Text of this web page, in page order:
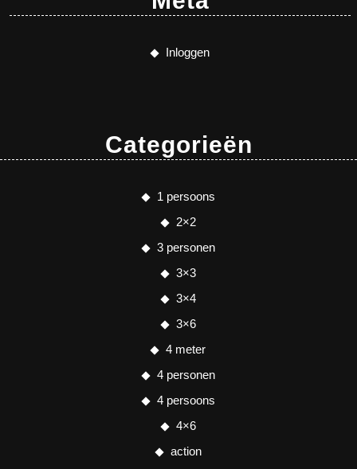
Inloggen
Categorieën
1 persoons
2×2
3 personen
3×3
3×4
3×6
4 meter
4 personen
4 persoons
4×6
action